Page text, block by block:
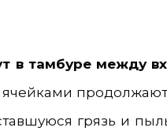
в тамбуре между
грязь и